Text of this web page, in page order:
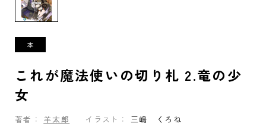
これが魔法使いの切り札 2.竜の少
女
著者： 羊太郎 イラスト： 三嶋 くろね